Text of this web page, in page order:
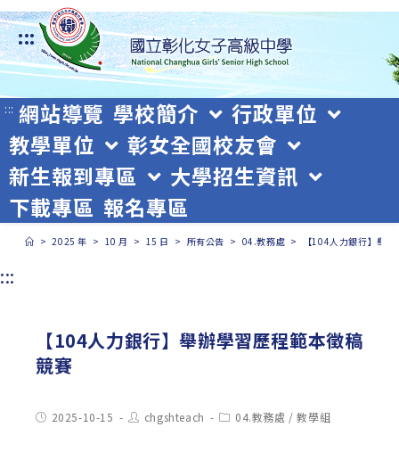
跳
轉
至
主
要
內
容
:::
::: 網站導覽 學校簡介
行政單位
教學單位
彰女全國校友會
新生報到專區
大學招生資訊
下載專區 報名專區
> 2025 年 > 10 月 > 15 日 > 所有公告 > 04.教務處 > 【104人力銀行】舉
:::
【104人力銀行】舉辦學習歷程範本徵稿
競賽
Post2025-10-15
Post
author:
chgshteach
Post04.教務處 / 教學組